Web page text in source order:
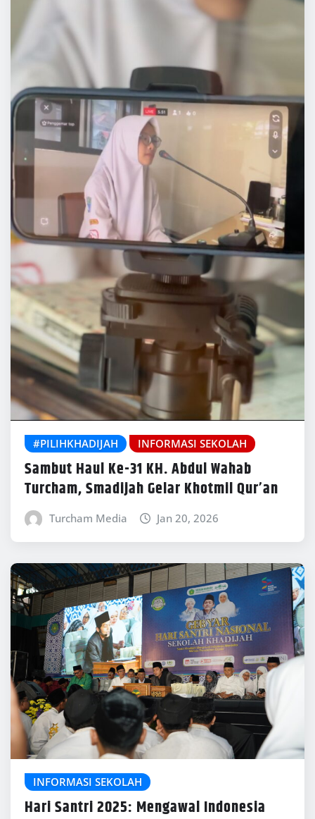
#PILIHKHADIJAH INFORMASI SEKOLAH
Sambut Haul Ke-31 KH. Abdul Wahab
Turcham, Smadijah Gelar Khotmil Qur’an
Turcham Media Jan 20, 2026
INFORMASI SEKOLAH
Hari Santri 2025: Mengawal Indonesia